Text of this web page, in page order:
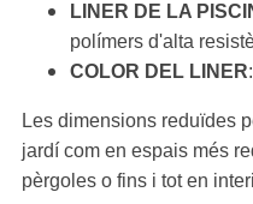
LINER DE LA
polímers d'alta
COLOR DEL LINER
Les dimensions reduïdes
jardí com en espais més
pèrgoles o fins i tot en